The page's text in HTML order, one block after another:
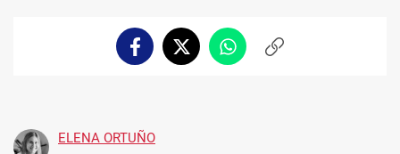
FacebookTwitterWhatsappCopiar
ELENA ORTUÑO